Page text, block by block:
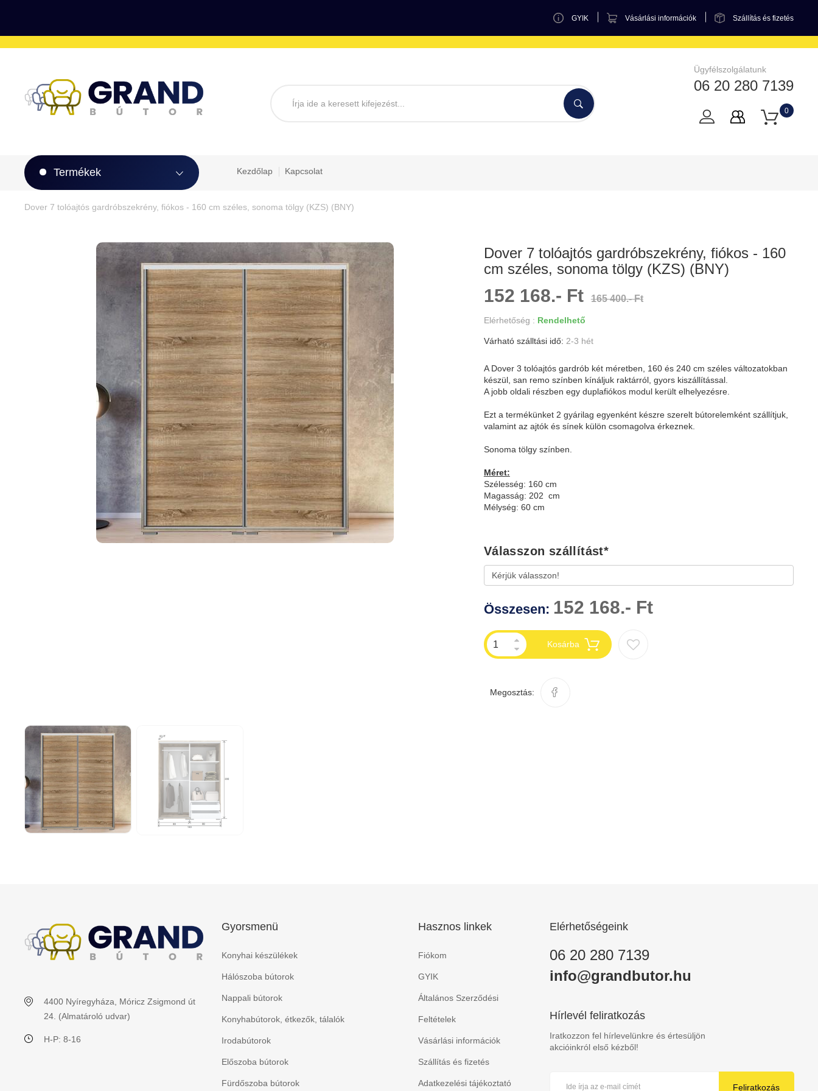
GYIK Vásárlási információk Szállítás és fizetés
Ügyfélszolgálatunk
06 20 280 7139
0
Termékek Kezdőlap Kapcsolat
Dover 7 tolóajtós gardróbszekrény, fiókos - 160 cm széles, sonoma tölgy (KZS) (BNY)
Dover 7 tolóajtós gardróbszekrény, fiókos - 160
cm széles, sonoma tölgy (KZS) (BNY)
152 168.- Ft 165 400.- Ft
Elérhetőség : Rendelhető
Várható szálltási idő: 2-3 hét
A Dover 3 tolóajtós gardrób két méretben, 160 és 240 cm széles változatokban
készül, san remo színben kínáljuk raktárról, gyors kiszállítással.
A jobb oldali részben egy duplafiókos modul került elhelyezésre.
Ezt a termékünket 2 gyárilag egyenként készre szerelt bútorelemként szállítjuk,
valamint az ajtók és sínek külön csomagolva érkeznek.
Sonoma tölgy színben.
Méret:
Szélesség: 160 cm
Magasság: 202 cm
Mélység: 60 cm
Válasszon szállítást*
Összesen: 152 168.- Ft
Kosárba
Megosztás:
4400 Nyíregyháza, Móricz Zsigmond út
24. (Almatároló udvar)
H-P: 8-16
Gyorsmenü
Konyhai készülékek
Hálószoba bútorok
Nappali bútorok
Konyhabútorok, étkezők, tálalók
Irodabútorok
Előszoba bútorok
Fürdőszoba bútorok
Hasznos linkek
Fiókom
GYIK
Általános Szerződési
Feltételek
Vásárlási információk
Szállítás és fizetés
Adatkezelési tájékoztató
Elérhetőségeink
06 20 280 7139
info@grandbutor.hu
Hírlevél feliratkozás
Iratkozzon fel hírlevelünkre és értesüljön
akcióinkról első kézből!
Feliratkozás